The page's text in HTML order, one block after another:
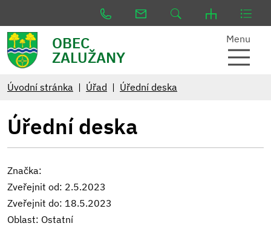
OBEC
ZALUŽANY
Menu
Úvodní stránka Úřad Úřední deska
Úřední deska
Značka:
Zveřejnit od: 2.5.2023
Zveřejnit do: 18.5.2023
Oblast: Ostatní